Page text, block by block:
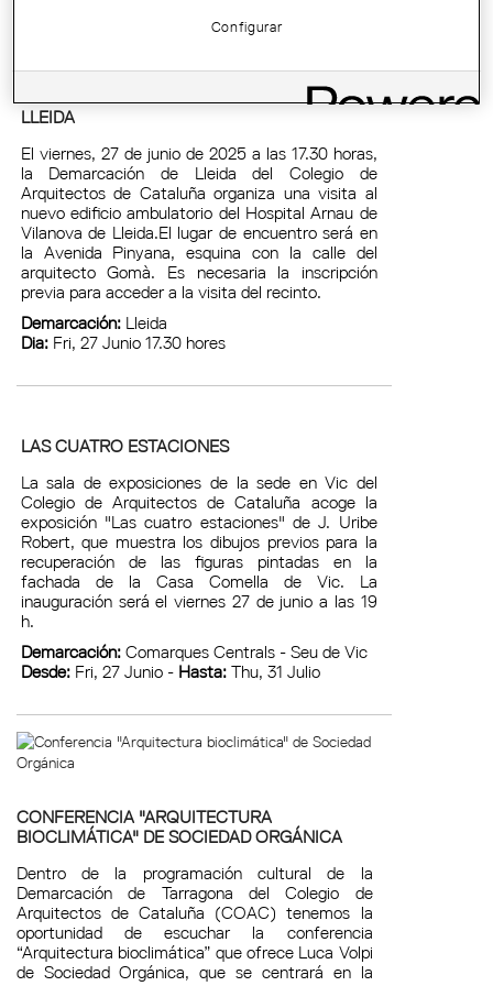
VISITA AL NUEVO EDIFICIO AMBULATORIO
DEL HOSPITAL ARNAU DE VILANOVA DE
LLEIDA
El viernes, 27 de junio de 2025 a las 17.30 horas,
la Demarcación de Lleida del Colegio de
Arquitectos de Cataluña organiza una visita al
nuevo edificio ambulatorio del Hospital Arnau de
Vilanova de Lleida.El lugar de encuentro será en
la Avenida Pinyana, esquina con la calle del
arquitecto Gomà. Es necesaria la inscripción
previa para acceder a la visita del recinto.
Demarcación: Lleida
Dia: Fri, 27 Junio 17.30 hores
LAS CUATRO ESTACIONES
La sala de exposiciones de la sede en Vic del
Colegio de Arquitectos de Cataluña acoge la
exposición "Las cuatro estaciones" de J. Uribe
Robert, que muestra los dibujos previos para la
recuperación de las figuras pintadas en la
fachada de la Casa Comella de Vic. La
inauguración será el viernes 27 de junio a las 19
h.
Demarcación:Comarques Centrals - Seu de Vic
Desde: Fri, 27 Junio - Hasta:Thu, 31 Julio
CONFERENCIA "ARQUITECTURA
BIOCLIMÁTICA" DE SOCIEDAD ORGÁNICA
Dentro de la programación cultural de la
Demarcación de Tarragona del Colegio de
Arquitectos de Cataluña (COAC) tenemos la
oportunidad de escuchar la conferencia
“Arquitectura bioclimática” que ofrece Luca Volpi
de Sociedad Orgánica, que se centrará en la
Configurar